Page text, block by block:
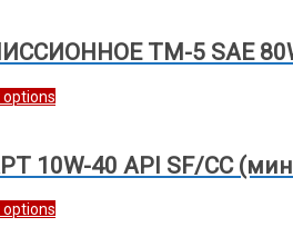
ТМ-5 SAE
options
10W-40 API SF/CC
options